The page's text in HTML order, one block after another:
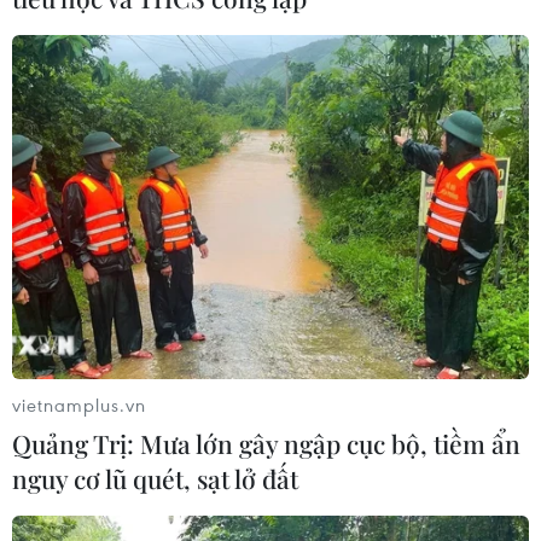
Chuyên gia Nhật Bản nói Việt Nam
nên ưu tiên sản xuất và đóng gói chip
bán dẫn
08/08/2026 13:28
Nông sản Việt Nam còn nhiều dư địa
tại thị trường Algeria
08/08/2026 12:55
Động lực mới cho hợp tác thương
mại Việt Nam-Australia
Mỹ chi hơn 2 tỷ USD thúc đẩy ngành
vietnamplus.vn
Quảng Trị: Mưa lớn gây ngập cục bộ, tiềm ẩn
nguy cơ lũ quét, sạt lở đất